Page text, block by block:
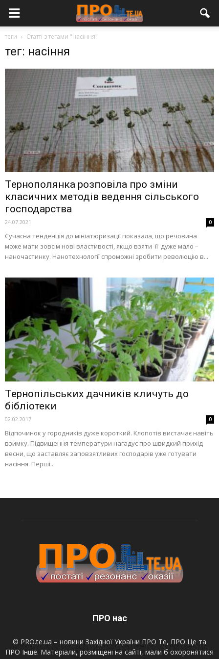
теги Статті з тегами "насіння"
тег: насіння
Тернополянка розповіла про зміни
класичних методів ведення сільського
господарства
24.07.2021 0
Сучасна тенденція до мініатюризації показала, що речовина
може мати зовсім нові властивості, якщо взяти її дуже мало –
наночастинку. Нанотехнології спроможні зробити революцію в...
Тернопільських дачників кличуть до
бібліотеки
02.02.2017 0
Відпочинок у городників дуже короткий. Клопотів вистачає навіть
взимку. Підвищення температури нагадує про швидкий прихід
весни, що заставляє заповзятливих господарів уже готувати
насіння. Перші...
ПРО нас
© PRO.te.ua – новини Західної України ПРО Те, ПРО Це та
ПРО Інше. Матеріали, розміщені на сайті, мали б охоронятися